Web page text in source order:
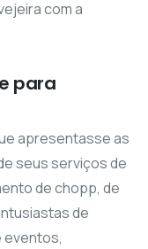
com a
para
apresentasse as
seus serviços de
de chopp, de
de
eventos,